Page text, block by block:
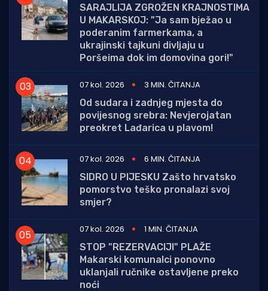
SARAJLIJA ZGROŽEN KRAJNOSTIMA
U MAKARSKOJ: "Ja sam bježao u
poderanim farmerkama, a
ukrajinski tajkuni divljaju u
Poršeima dok im domovina gori!"
07 kol. 2026
3 MIN. ČITANJA
Od sudara i zadnjeg mjesta do
povijesnog srebra: Nevjerojatan
preokret Lađarica u plavom!
07 kol. 2026
6 MIN. ČITANJA
SIDRO U PIJESKU Zašto hrvatsko
pomorstvo teško pronalazi svoj
smjer?
07 kol. 2026
1 MIN. ČITANJA
STOP "REZERVACIJI" PLAŽE
Makarski komunalci ponovno
uklanjali ručnike ostavljene preko
noći